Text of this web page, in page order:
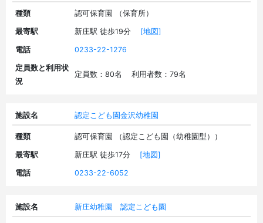
種類 認可保育園 （保育所）
最寄駅 新庄駅 徒歩19分 [地図]
電話 0233-22-1276
定員数と利用状
況
定員数：80名 利用者数：79名
施設名 認定こども園金沢幼稚園
種類 認可保育園 （認定こども園（幼稚園型））
最寄駅 新庄駅 徒歩17分 [地図]
電話 0233-22-6052
施設名 新庄幼稚園 認定こども園